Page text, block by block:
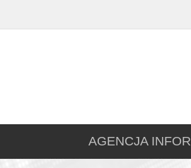
AGENCJA